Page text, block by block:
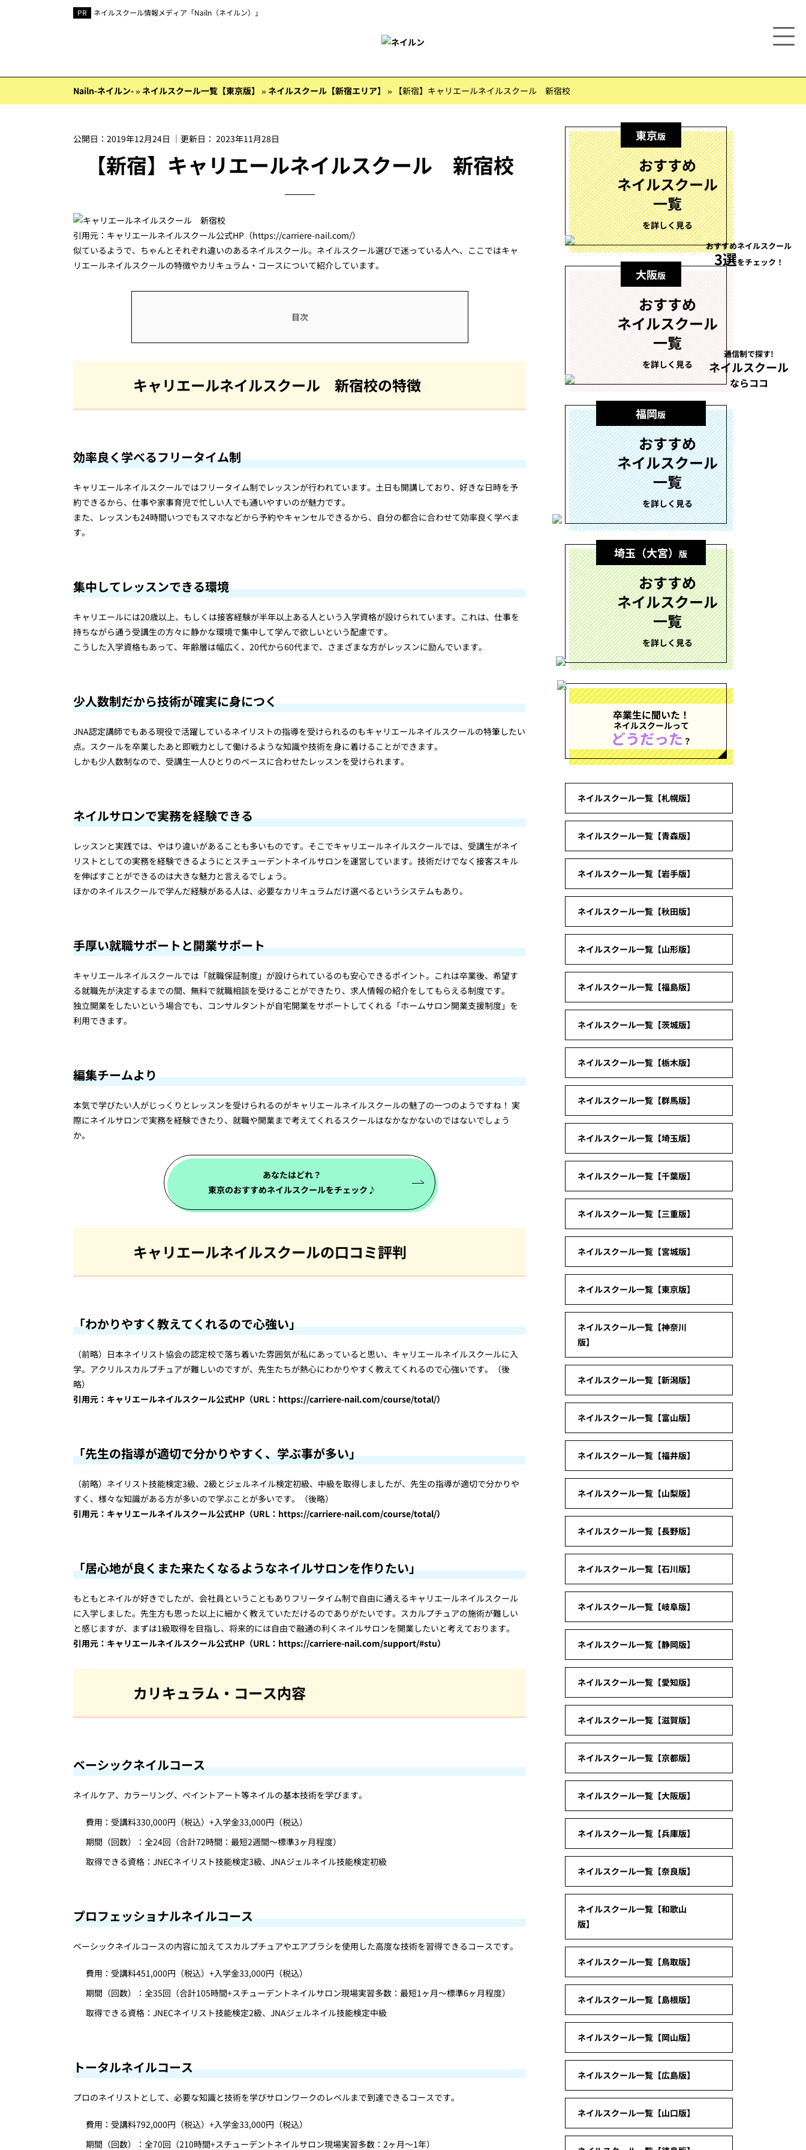
ネイルスクール情報メディア「Nailn（ネイルン）」
Nailn-ネイルン-» ネイルスクール一覧【東京版】 » ネイルスクール【新宿エリア】 » 【新宿】キャリエールネイルスクール 新宿校
公開日： 2019年12月24日 ｜更新日： 2023年11月28日
【新宿】キャリエールネイルスクール 新宿校
引用元：キャリエールネイルスクール公式HP（https://carriere-nail.com/）
似ているようで、ちゃんとそれぞれ違いのあるネイルスクール。ネイルスクール選びで迷っている人へ、ここではキャ
リエールネイルスクールの特徴やカリキュラム・コースについて紹介しています。
キャリエールネイルスクール 新宿校の特徴
効率良く学べるフリータイム制
キャリエールネイルスクールではフリータイム制でレッスンが行われています。土日も開講しており、好きな日時を予
約できるから、仕事や家事育児で忙しい人でも通いやすいのが魅力です。
また、レッスンも24時間いつでもスマホなどから予約やキャンセルできるから、自分の都合に合わせて効率良く学べま
す。
集中してレッスンできる環境
キャリエールには20歳以上、もしくは接客経験が半年以上ある人という入学資格が設けられています。これは、仕事を
持ちながら通う受講生の方々に静かな環境で集中して学んで欲しいという配慮です。
こうした入学資格もあって、年齢層は幅広く、20代から60代まで、さまざまな方がレッスンに励んでいます。
少人数制だから技術が確実に身につく
JNA認定講師でもある現役で活躍しているネイリストの指導を受けられるのもキャリエールネイルスクールの特筆したい
点。スクールを卒業したあと即戦力として働けるような知識や技術を身に着けることができます。
しかも少人数制なので、受講生一人ひとりのペースに合わせたレッスンを受けられます。
ネイルサロンで実務を経験できる
レッスンと実践では、やはり違いがあることも多いものです。そこでキャリエールネイルスクールでは、受講生がネイ
リストとしての実務を経験できるようにとスチューデントネイルサロンを運営しています。技術だけでなく接客スキル
を伸ばすことができるのは大きな魅力と言えるでしょう。
ほかのネイルスクールで学んだ経験がある人は、必要なカリキュラムだけ選べるというシステムもあり。
手厚い就職サポートと開業サポート
キャリエールネイルスクールでは「就職保証制度」が設けられているのも安心できるポイント。これは卒業後、希望す
る就職先が決定するまでの間、無料で就職相談を受けることができたり、求人情報の紹介をしてもらえる制度です。
独立開業をしたいという場合でも、コンサルタントが自宅開業をサポートしてくれる「ホームサロン開業支援制度」を
利用できます。
編集チームより
本気で学びたい人がじっくりとレッスンを受けられるのがキャリエールネイルスクールの魅了の一つのようですね！ 実
際にネイルサロンで実務を経験できたり、就職や開業まで考えてくれるスクールはなかなかないのではないでしょう
か。
あなたはどれ？
東京のおすすめネイルスクールをチェック♪
キャリエールネイルスクールの口コミ評判
「わかりやすく教えてくれるので心強い」
（前略）日本ネイリスト協会の認定校で落ち着いた雰囲気が私にあっていると思い、キャリエールネイルスクールに入
学。アクリルスカルプチュアが難しいのですが、先生たちが熱心にわかりやすく教えてくれるので心強いです。（後
略）
引用元：キャリエールネイルスクール公式HP（URL：https://carriere-nail.com/course/total/）
「先生の指導が適切で分かりやすく、学ぶ事が多い」
（前略）ネイリスト技能検定3級、2級とジェルネイル検定初級、中級を取得しましたが、先生の指導が適切で分かりや
すく、様々な知識がある方が多いので学ぶことが多いです。（後略）
引用元：キャリエールネイルスクール公式HP（URL：https://carriere-nail.com/course/total/）
「居心地が良くまた来たくなるようなネイルサロンを作りたい」
もともとネイルが好きでしたが、会社員ということもありフリータイム制で自由に通えるキャリエールネイルスクール
に入学しました。先生方も思った以上に細かく教えていただけるのでありがたいです。スカルプチュアの施術が難しい
と感じますが、まずは1級取得を目指し、将来的には自由で融通の利くネイルサロンを開業したいと考えております。
引用元：キャリエールネイルスクール公式HP（URL：https://carriere-nail.com/support/#stu）
カリキュラム・コース内容
ベーシックネイルコース
ネイルケア、カラーリング、ペイントアート等ネイルの基本技術を学びます。
費用：受講料330,000円（税込）+入学金33,000円（税込）
期間（回数）：全24回（合計72時間：最短2週間～標準3ヶ月程度）
取得できる資格：JNECネイリスト技能検定3級、JNAジェルネイル技能検定初級
プロフェッショナルネイルコース
ベーシックネイルコースの内容に加えてスカルプチュアやエアブラシを使用した高度な技術を習得できるコースです。
費用：受講料451,000円（税込）+入学金33,000円（税込）
期間（回数）：全35回（合計105時間+スチューデントネイルサロン現場実習多数：最短1ヶ月～標準6ヶ月程度）
取得できる資格：JNECネイリスト技能検定2級、JNAジェルネイル技能検定中級
トータルネイルコース
プロのネイリストとして、必要な知識と技術を学びサロンワークのレベルまで到達できるコースです。
費用：受講料792,000円（税込）+入学金33,000円（税込）
期間（回数）：全70回（210時間+スチューデントネイルサロン現場実習多数：2ヶ月～1年）
おすすめネイルスクール
3選をチェック！
通信制で探す!
ネイルスクール
ならココ
東京版
おすすめ
ネイルスクール
一覧
を詳しく見る
大阪版
おすすめ
ネイルスクール
一覧
を詳しく見る
福岡版
おすすめ
ネイルスクール
一覧
を詳しく見る
埼玉（大宮）版
おすすめ
ネイルスクール
一覧
を詳しく見る
卒業生に聞いた！
ネイルスクールって
どうだった ？
ネイルスクール一覧【札幌版】
ネイルスクール一覧【青森版】
ネイルスクール一覧【岩手版】
ネイルスクール一覧【秋田版】
ネイルスクール一覧【山形版】
ネイルスクール一覧【福島版】
ネイルスクール一覧【茨城版】
ネイルスクール一覧【栃木版】
ネイルスクール一覧【群馬版】
ネイルスクール一覧【埼玉版】
ネイルスクール一覧【千葉版】
ネイルスクール一覧【三重版】
ネイルスクール一覧【宮城版】
ネイルスクール一覧【東京版】
ネイルスクール一覧【神奈川
版】
ネイルスクール一覧【新潟版】
ネイルスクール一覧【富山版】
ネイルスクール一覧【福井版】
ネイルスクール一覧【山梨版】
ネイルスクール一覧【長野版】
ネイルスクール一覧【石川版】
ネイルスクール一覧【岐阜版】
ネイルスクール一覧【静岡版】
ネイルスクール一覧【愛知版】
ネイルスクール一覧【滋賀版】
ネイルスクール一覧【京都版】
ネイルスクール一覧【大阪版】
ネイルスクール一覧【兵庫版】
ネイルスクール一覧【奈良版】
ネイルスクール一覧【和歌山
版】
ネイルスクール一覧【鳥取版】
ネイルスクール一覧【島根版】
ネイルスクール一覧【岡山版】
ネイルスクール一覧【広島版】
ネイルスクール一覧【山口版】